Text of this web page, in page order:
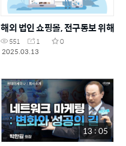
해외 법인 쇼핑몰, 전구동보 위해
551 1
0
2025.03.13
13 : 05